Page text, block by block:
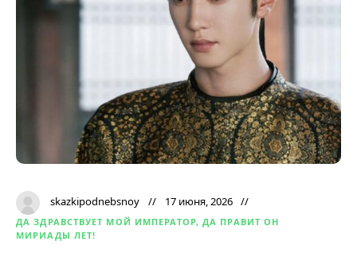
skazkipodnebsnoy 17 июня, 2026
ДА ЗДРАВСТВУЕТ МОЙ ИМПЕРАТОР, ДА ПРАВИТ ОН
МИРИАДЫ ЛЕТ!